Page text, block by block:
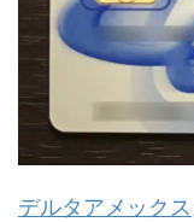
デルタアメックス